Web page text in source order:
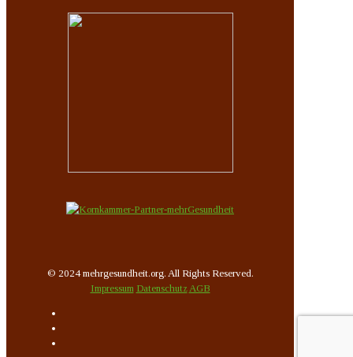
© 2024 mehrgesundheit.org. All Rights Reserved.
Impressum DatenschutzAGB